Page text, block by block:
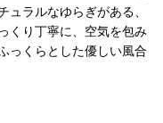
ラルなゆらぎがある、
くり丁寧に、空気を包み
っくらとした優しい風合